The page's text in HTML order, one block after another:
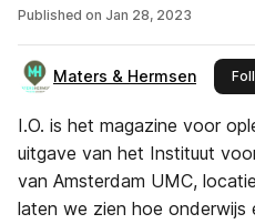
Published on Jan 28, 2023
Maters & Hermsen
I.O. is het magazine voor
uitgave van het Instituut
van Amsterdam UMC,
laten we zien hoe